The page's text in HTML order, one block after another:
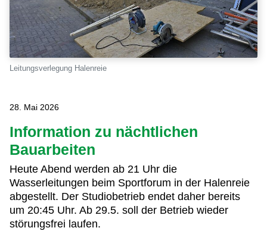
Leitungsverlegung Halenreie
28. Mai 2026
Information zu nächtlichen
Bauarbeiten
Heute Abend werden ab 21 Uhr die
Wasserleitungen beim Sportforum in der Halenreie
abgestellt. Der Studiobetrieb endet daher bereits
um 20:45 Uhr. Ab 29.5. soll der Betrieb wieder
störungsfrei laufen.